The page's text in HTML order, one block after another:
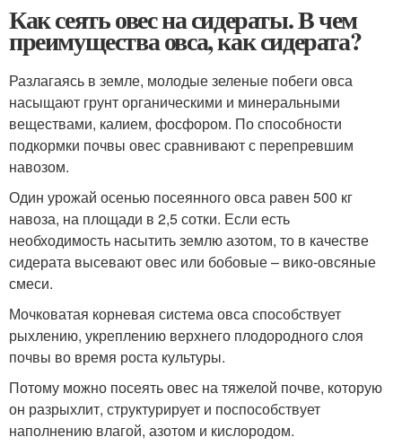
Как сеять овес на сидераты. В чем
преимущества овса, как сидерата?
Разлагаясь в земле, молодые зеленые побеги овса
насыщают грунт органическими и минеральными
веществами, калием, фосфором. По способности
подкормки почвы овес сравнивают с перепревшим
навозом.
Один урожай осенью посеянного овса равен 500 кг
навоза, на площади в 2,5 сотки. Если есть
необходимость насытить землю азотом, то в качестве
сидерата высевают овес или бобовые – вико-овсяные
смеси.
Мочковатая корневая система овса способствует
рыхлению, укреплению верхнего плодородного слоя
почвы во время роста культуры.
Потому можно посеять овес на тяжелой почве, которую
он разрыхлит, структурирует и поспособствует
наполнению влагой, азотом и кислородом.